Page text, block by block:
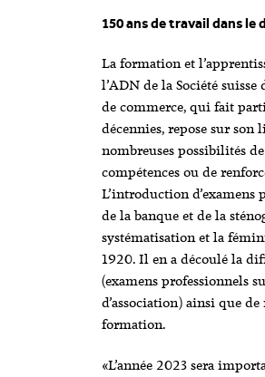
150 ans de travail dans
La formation et
l’ADN de la Société suisse
de commerce, qui fait
décennies, repose sur
nombreuses possibilités
compétences ou de
L’introduction d’examens
de la banque et de la
systématisation et la
1920. Il en a découlé la
(examens professionnels
d’association) ainsi que
formation.
«L’année 2023 sera